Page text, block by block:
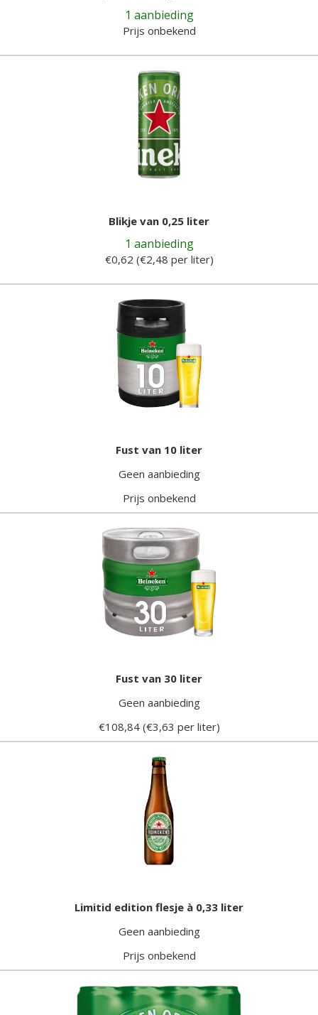
1 aanbieding
Prijs onbekend
Blikje van 0,25 liter
1 aanbieding
€0,62 (€2,48 per liter)
Fust van 10 liter
Geen aanbieding
Prijs onbekend
Fust van 30 liter
Geen aanbieding
€108,84 (€3,63 per liter)
Limitid edition flesje à 0,33 liter
Geen aanbieding
Prijs onbekend